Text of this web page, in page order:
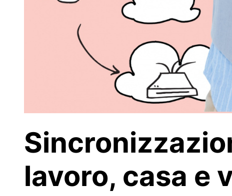
lavoro, casa e